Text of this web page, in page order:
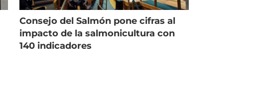
Consejo del Salmón pone cifras al
impacto de la salmonicultura con
140 indicadores